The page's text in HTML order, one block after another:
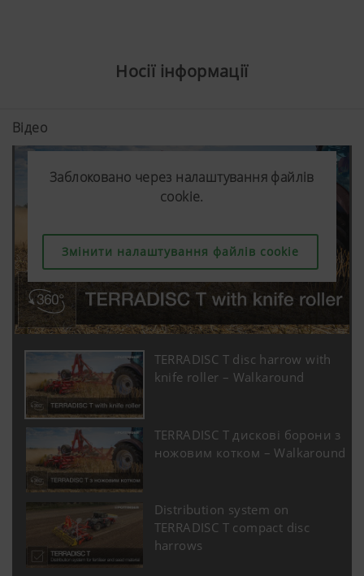
Більше інфо
Маркетинг
Ми хочемо показати вам відповідний вміст
на нашій веб-сторінці та у соціальних
мережах, тому ми використовуємо веб-
технології (включаючи файли cookie) деяких
компаній-партнерів. В результаті
відображений вміст адаптовано та
відображається до вашої поведінки.
Призначення Сookie-файлів
Носії інформації
Відео
Заблоковано через налаштування файлів
cookie.
Змінити налаштування файлів cookie
TERRADISC T disc harrow with
knife roller – Walkaround
TERRADISC T дискові борони з
ножовим котком – Walkaround
Distribution system on
TERRADISC T compact disc
harrows